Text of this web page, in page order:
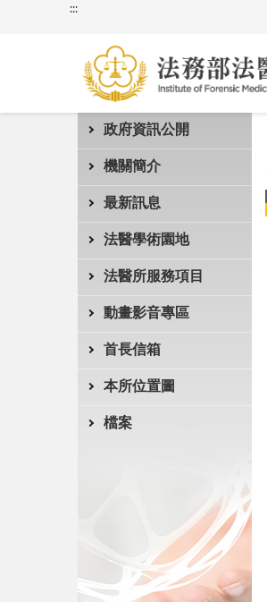
:::
政府資訊公開
機關簡介
最新訊息
法醫學術園地
法醫所服務項目
動畫影音專區
首長信箱
本所位置圖
檔案